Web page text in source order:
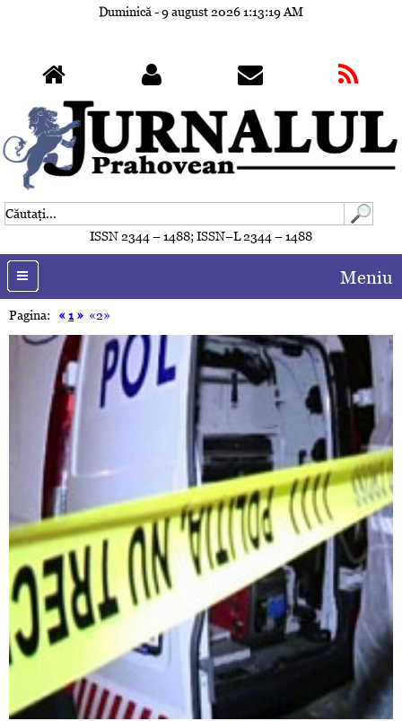
Duminică - 9 august 20261:13:21 AM
ISSN 2344 – 1488; ISSN–L 2344 – 1488
Meniu
Pagina: «1» «2»